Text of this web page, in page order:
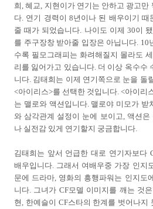
희, 혜교, 지현이가 연기는 안하고 광고만
다. 연기 경력이 8년이나 된 배우이기 때
줄 때가 되었습니다. 나이도 이제 30이
를 주구장창 받아줄 입장은 아닙니다. 10
수록 필모그래피는 화려해질지 몰라도
리를 잃어가고 있습니다. 더 이상 옥수수
니다. 김태희는 이제 연기쪽으로 눈을 돌
<아이리스>를 선택한 것입니다. <아이리
는 맬로와 액션입니다. 맬로야 미모가 받
와 삼각관계 설정이 눈에 보이고, 액션
나 실전감 있게 연기할지 궁금합니다.
김태희는 앞서 언급한 대로 연기자보다
배우입니다. 그래서 여배우중 가장 인지
문에 드라마, 영화의 흥행파워는 인지도
니다. 그녀가 CF모델 이미지를 깨는 것
현, 한예슬이 CF스타의 한계를 벗어나지